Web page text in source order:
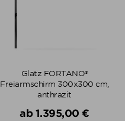
Glatz FORTANO®
Freiarmschirm 300x300 cm,
anthrazit
Verkaufspreis
ab 1.395,00 €